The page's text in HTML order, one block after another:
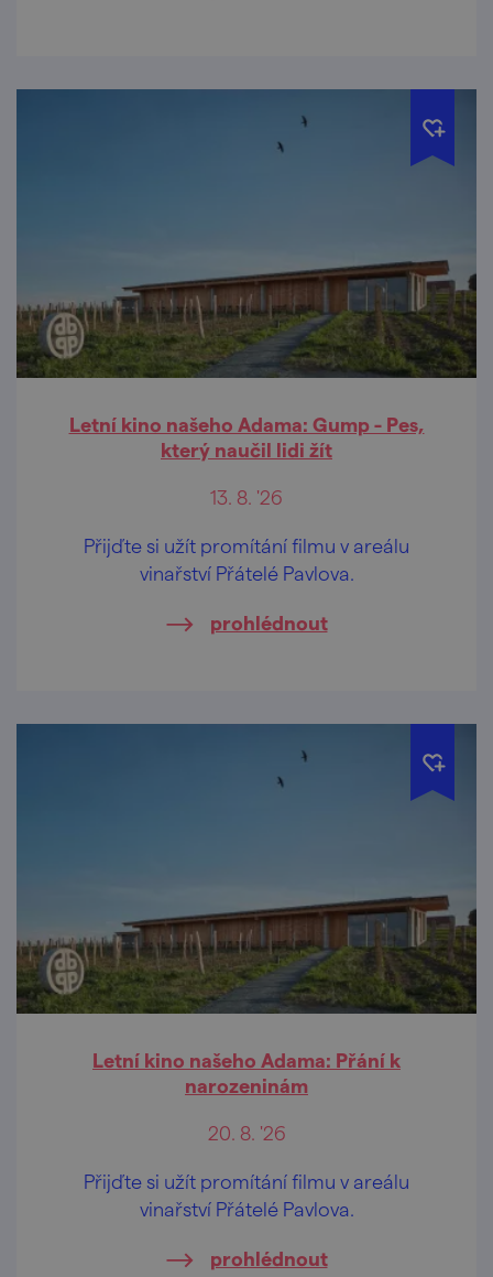
Letní kino našeho Adama: Gump - Pes,
který naučil lidi žít
13. 8. '26
Přijďte si užít promítání filmu v areálu
vinařství Přátelé Pavlova.
prohlédnout
Letní kino našeho Adama: Přání k
narozeninám
20. 8. '26
Přijďte si užít promítání filmu v areálu
vinařství Přátelé Pavlova.
prohlédnout